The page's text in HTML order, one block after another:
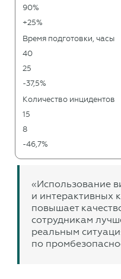
90%
+25%
Время подготовки, часы
40
25
-37,5%
Количество инцидентов
15
8
-46,7%
«Использование
и интерактивных
повышает
сотрудникам
реальным
по